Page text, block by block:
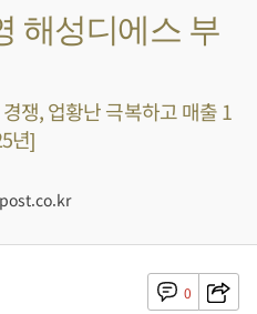
해성디에스 부
쟁, 업황난 극복하고 매출 1
년]
0